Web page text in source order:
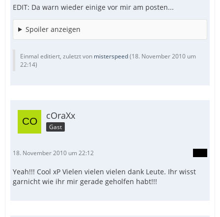
EDIT: Da warn wieder einige vor mir am posten...
Spoiler anzeigen
Einmal editiert, zuletzt von misterspeed(18. November 2010 um
22:14)
cOraXx
Gast
18. November 2010 um 22:12
Yeah!!! Cool xP Vielen vielen vielen dank Leute. Ihr wisst
garnicht wie ihr mir gerade geholfen habt!!!